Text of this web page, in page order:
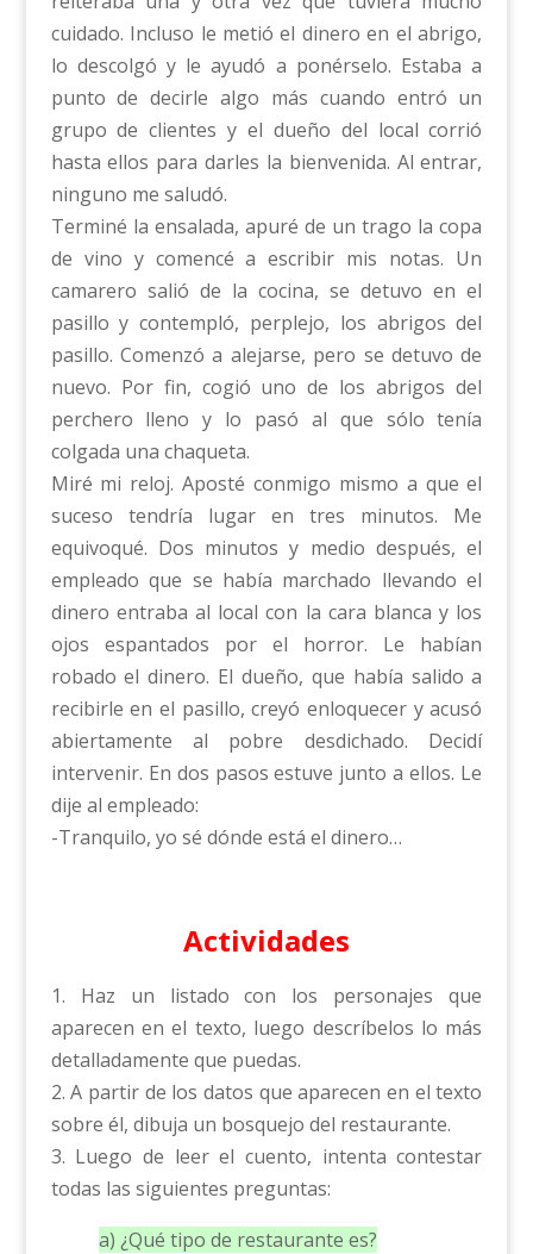
cuidado. Incluso le metió el dinero en el abrigo,
lo descolgó y le ayudó a ponérselo. Estaba a
punto de decirle algo más cuando entró un
grupo de clientes y el dueño del local corrió
hasta ellos para darles la bienvenida. Al entrar,
ninguno me saludó.
Terminé la ensalada, apuré de un trago la copa
de vino y comencé a escribir mis notas. Un
camarero salió de la cocina, se detuvo en el
pasillo y contempló, perplejo, los abrigos del
pasillo. Comenzó a alejarse, pero se detuvo de
nuevo. Por fin, cogió uno de los abrigos del
perchero lleno y lo pasó al que sólo tenía
colgada una chaqueta.
Miré mi reloj. Aposté conmigo mismo a que el
suceso tendría lugar en tres minutos. Me
equivoqué. Dos minutos y medio después, el
empleado que se había marchado llevando el
dinero entraba al local con la cara blanca y los
ojos espantados por el horror. Le habían
robado el dinero. El dueño, que había salido a
recibirle en el pasillo, creyó enloquecer y acusó
abiertamente al pobre desdichado. Decidí
intervenir. En dos pasos estuve junto a ellos. Le
dije al empleado:
-Tranquilo, yo sé dónde está el dinero…
Actividades
1. Haz un listado con los personajes que
aparecen en el texto, luego descríbelos lo más
detalladamente que puedas.
2. A partir de los datos que aparecen en el texto
sobre él, dibuja un bosquejo del restaurante.
3. Luego de leer el cuento, intenta contestar
todas las siguientes preguntas:
a) ¿Qué tipo de restaurante es?